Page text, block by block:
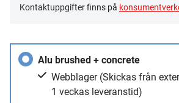
Kontaktuppgifter finns på
Alu brushed + concrete
Webblager (Skickas från
1 veckas leveranstid)